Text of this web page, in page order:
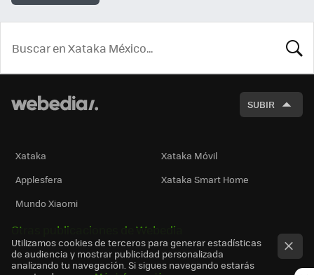
SUBIR
Xataka
Xataka Móvil
Applesfera
Xataka Smart Home
Mundo Xiaomi
Otras publicaciones de Webedia
Utilizamos cookies de terceros para generar estadísticas
de audiencia y mostrar publicidad personalizada
analizando tu navegación. Si sigues navegando estarás